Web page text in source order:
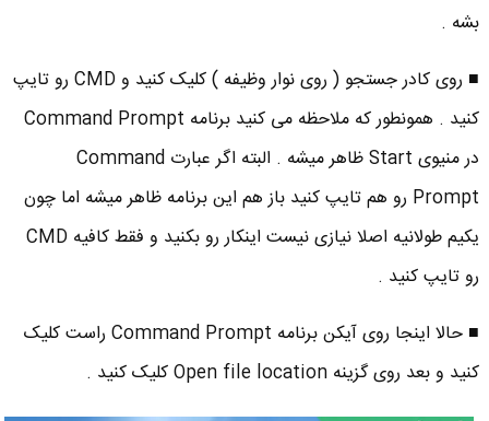
بشه .
■ روی کادر جستجو ( روی نوار وظیفه ) کلیک کنید و CMD رو تایپ
کنید . همونطور که ملاحظه می کنید برنامه Command Prompt
در منیوی Start ظاهر میشه . البته اگر عبارت Command
Prompt رو هم تایپ کنید باز هم این برنامه ظاهر میشه اما چون
یکیم طولانیه اصلا نیازی نیست اینکار رو بکنید و فقط کافیه CMD
رو تایپ کنید .
■ حالا اینجا روی آیکن برنامه Command Prompt راست کلیک
کنید و بعد روی گزینه Open file location کلیک کنید .